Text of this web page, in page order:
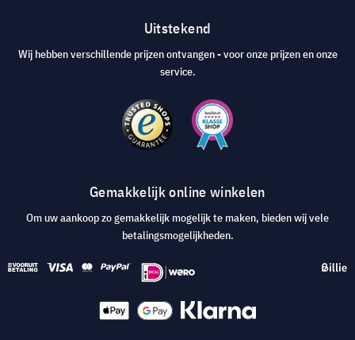
Uitstekend
Wij hebben verschillende prijzen ontvangen - voor onze prijzen en onze
service.
Gemakkelijk online winkelen
Om uw aankoop zo gemakkelijk mogelijk te maken, bieden wij vele
betalingsmogelijkheden.